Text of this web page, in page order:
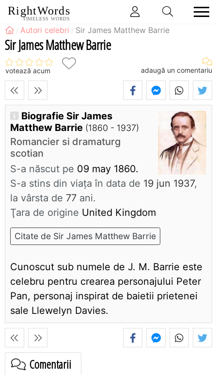
RightWords
TIMELESS WORDS
Autori celebri Sir James Matthew Barrie
Sir James Matthew Barrie
votează acum adaugă un comentariu
Biografie Sir James
Matthew Barrie (1860 - 1937)
Romancier si dramaturg
scotian
S-a născut pe 09 may 1860.
S-a stins din viaţa în data de 19 jun 1937,
la vârsta de 77 ani.
Ţara de origine United Kingdom
Citate de Sir James Matthew Barrie
Cunoscut sub numele de J. M. Barrie este
celebru pentru crearea personajului Peter
Pan, personaj inspirat de baietii prietenei
sale Llewelyn Davies.
Comentarii